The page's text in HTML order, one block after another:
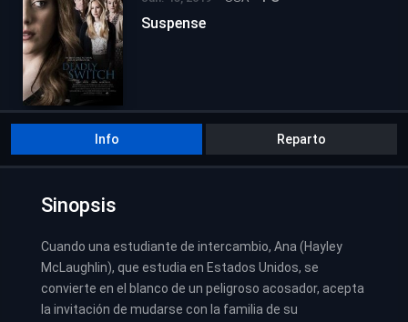
Suspense
Info Reparto
Sinopsis
Cuando una estudiante de intercambio, Ana (Hayley
McLaughlin), que estudia en Estados Unidos, se
convierte en el blanco de un peligroso acosador, acepta
la invitación de mudarse con la familia de su